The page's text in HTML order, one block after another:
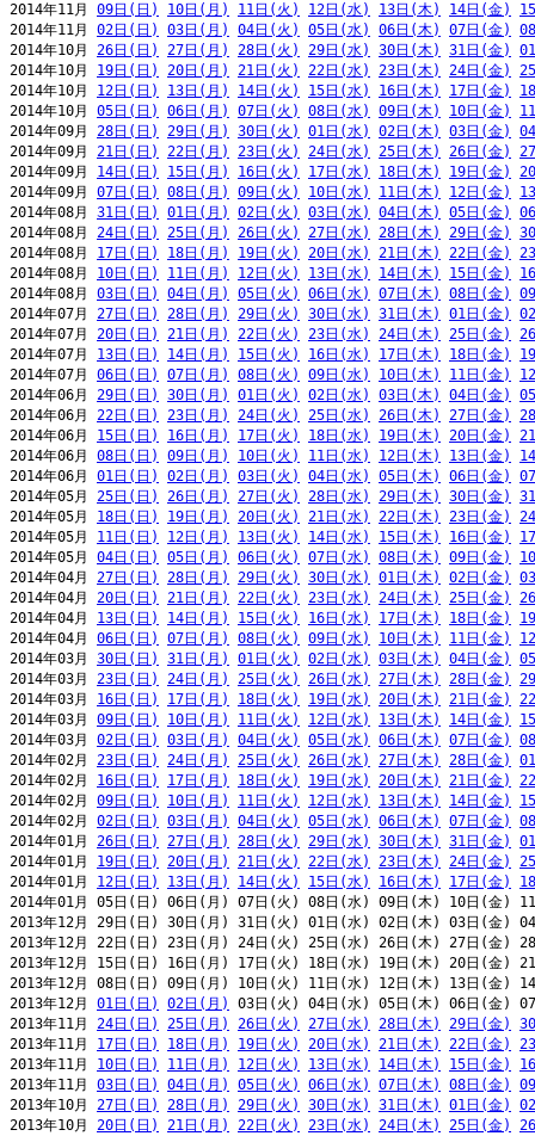
2014年11月 09日(日) 10日(月) 11日(火) 12日(水) 13日(木) 14日(金)
2014年11月 02日(日) 03日(月) 04日(火) 05日(水) 06日(木) 07日(金)
2014年10月 26日(日) 27日(月) 28日(火) 29日(水) 30日(木) 31日(金)
2014年10月 19日(日) 20日(月) 21日(火) 22日(水) 23日(木) 24日(金)
2014年10月 12日(日) 13日(月) 14日(火) 15日(水) 16日(木) 17日(金)
2014年10月 05日(日) 06日(月) 07日(火) 08日(水) 09日(木) 10日(金)
2014年09月 28日(日) 29日(月) 30日(火) 01日(水) 02日(木) 03日(金)
2014年09月 21日(日) 22日(月) 23日(火) 24日(水) 25日(木) 26日(金)
2014年09月 14日(日) 15日(月) 16日(火) 17日(水) 18日(木) 19日(金)
2014年09月 07日(日) 08日(月) 09日(火) 10日(水) 11日(木) 12日(金)
2014年08月 31日(日) 01日(月) 02日(火) 03日(水) 04日(木) 05日(金)
2014年08月 24日(日) 25日(月) 26日(火) 27日(水) 28日(木) 29日(金)
2014年08月 17日(日) 18日(月) 19日(火) 20日(水) 21日(木) 22日(金)
2014年08月 10日(日) 11日(月) 12日(火) 13日(水) 14日(木) 15日(金)
2014年08月 03日(日) 04日(月) 05日(火) 06日(水) 07日(木) 08日(金)
2014年07月 27日(日) 28日(月) 29日(火) 30日(水) 31日(木) 01日(金)
2014年07月 20日(日) 21日(月) 22日(火) 23日(水) 24日(木) 25日(金)
2014年07月 13日(日) 14日(月) 15日(火) 16日(水) 17日(木) 18日(金)
2014年07月 06日(日) 07日(月) 08日(火) 09日(水) 10日(木) 11日(金)
2014年06月 29日(日) 30日(月) 01日(火) 02日(水) 03日(木) 04日(金)
2014年06月 22日(日) 23日(月) 24日(火) 25日(水) 26日(木) 27日(金)
2014年06月 15日(日) 16日(月) 17日(火) 18日(水) 19日(木) 20日(金)
2014年06月 08日(日) 09日(月) 10日(火) 11日(水) 12日(木) 13日(金)
2014年06月 01日(日) 02日(月) 03日(火) 04日(水) 05日(木) 06日(金)
2014年05月 25日(日) 26日(月) 27日(火) 28日(水) 29日(木) 30日(金)
2014年05月 18日(日) 19日(月) 20日(火) 21日(水) 22日(木) 23日(金)
2014年05月 11日(日) 12日(月) 13日(火) 14日(水) 15日(木) 16日(金)
2014年05月 04日(日) 05日(月) 06日(火) 07日(水) 08日(木) 09日(金)
2014年04月 27日(日) 28日(月) 29日(火) 30日(水) 01日(木) 02日(金)
2014年04月 20日(日) 21日(月) 22日(火) 23日(水) 24日(木) 25日(金)
2014年04月 13日(日) 14日(月) 15日(火) 16日(水) 17日(木) 18日(金)
2014年04月 06日(日) 07日(月) 08日(火) 09日(水) 10日(木) 11日(金)
2014年03月 30日(日) 31日(月) 01日(火) 02日(水) 03日(木) 04日(金)
2014年03月 23日(日) 24日(月) 25日(火) 26日(水) 27日(木) 28日(金)
2014年03月 16日(日) 17日(月) 18日(火) 19日(水) 20日(木) 21日(金)
2014年03月 09日(日) 10日(月) 11日(火) 12日(水) 13日(木) 14日(金)
2014年03月 02日(日) 03日(月) 04日(火) 05日(水) 06日(木) 07日(金)
2014年02月 23日(日) 24日(月) 25日(火) 26日(水) 27日(木) 28日(金)
2014年02月 16日(日) 17日(月) 18日(火) 19日(水) 20日(木) 21日(金)
2014年02月 09日(日) 10日(月) 11日(火) 12日(水) 13日(木) 14日(金)
2014年02月 02日(日) 03日(月) 04日(火) 05日(水) 06日(木) 07日(金)
2014年01月 26日(日) 27日(月) 28日(火) 29日(水) 30日(木) 31日(金)
2014年01月 19日(日) 20日(月) 21日(火) 22日(水) 23日(木) 24日(金)
2014年01月 12日(日) 13日(月) 14日(火) 15日(水) 16日(木) 17日(金)
2014年01月 05日(日) 06日(月) 07日(火) 08日(水) 09日(木) 10日(金)
2013年12月 29日(日) 30日(月) 31日(火) 01日(水) 02日(木) 03日(金)
2013年12月 22日(日) 23日(月) 24日(火) 25日(水) 26日(木) 27日(金)
2013年12月 15日(日) 16日(月) 17日(火) 18日(水) 19日(木) 20日(金)
2013年12月 08日(日) 09日(月) 10日(火) 11日(水) 12日(木) 13日(金)
2013年12月 01日(日) 02日(月)
03日(火) 04日(水) 05日(木) 06日(金)
2013年11月 24日(日) 25日(月) 26日(火) 27日(水) 28日(木) 29日(金)
2013年11月 17日(日) 18日(月) 19日(火) 20日(水) 21日(木) 22日(金)
2013年11月 10日(日) 11日(月) 12日(火) 13日(水) 14日(木) 15日(金)
2013年11月 03日(日) 04日(月) 05日(火) 06日(水) 07日(木) 08日(金)
2013年10月 27日(日) 28日(月) 29日(火) 30日(水) 31日(木) 01日(金)
2013年10月 20日(日) 21日(月) 22日(火) 23日(水) 24日(木) 25日(金)